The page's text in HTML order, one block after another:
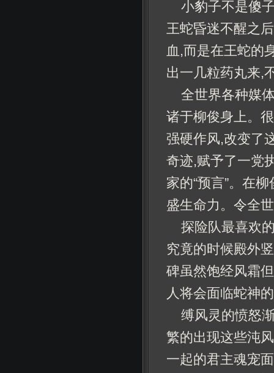
小豹子不是傻
王蛇昏迷不醒之
血,而是在王蛇的
出一几粒药丸来,
全世界各种媒
诸于柳俊身上。
强硬作风,改变了
奇迹,赋予了一党
家的“预言”。在
盛生命力。令全
探险队最喜欢
究竟的时候殿外
碑虽然饱经风霜
人将会面临蛇神
缚风灵的愤怒
繁的出现这些沌
一起的君主魂宠